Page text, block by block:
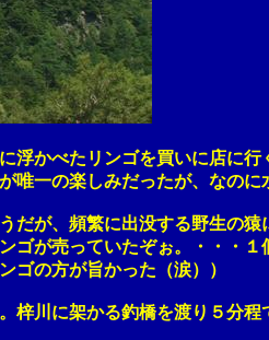
べたリンゴを買いに店に行
の楽しみだったが、なのに
、頻繁に出没する野生の猿
売っていたぞぉ。・・・１
の方が旨かった（涙））
に架かる釣橋を渡り５分程